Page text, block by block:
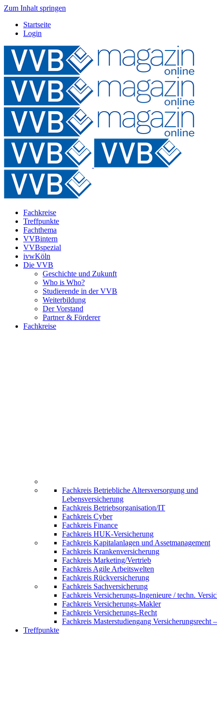
Zum Inhalt springen
Startseite
Login
Fachkreise
Treffpunkte
Fachthema
VVBintern
VVBspezial
ivwKöln
Die VVB
Geschichte und Zukunft
Who is Who?
Studierende in der VVB
Weiterbildung
Der Vorstand
Partner & Förderer
Fachkreise
Fachkreis Betriebliche Altersversorgung und
Lebensversicherung
Fachkreis Betriebsorganisation/IT
Fachkreis Cyber
Fachkreis Finance
Fachkreis HUK-Versicherung
Fachkreis Kapitalanlagen und Assetmanagement
Fachkreis Krankenversicherung
Fachkreis Marketing/Vertrieb
Fachkreis Agile Arbeitswelten
Fachkreis Rückversicherung
Fachkreis Sachversicherung
Fachkreis Versicherungs-Ingenieure / techn.
Fachkreis Versicherungs-Makler
Fachkreis Versicherungs-Recht
Fachkreis Masterstudiengang Versicherungsrecht
Treffpunkte